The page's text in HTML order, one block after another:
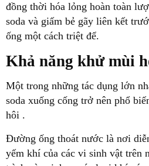
đồng thời hóa lỏng hoàn toàn
soda và giấm bẻ gãy liên kết
ống một cách triệt để.
Khả năng khử mùi
Một trong những tác dụng lớn
soda xuống cống trở nên phổ
hôi .
Đường ống thoát nước là nơi
yếm khí của các vi sinh vật trên